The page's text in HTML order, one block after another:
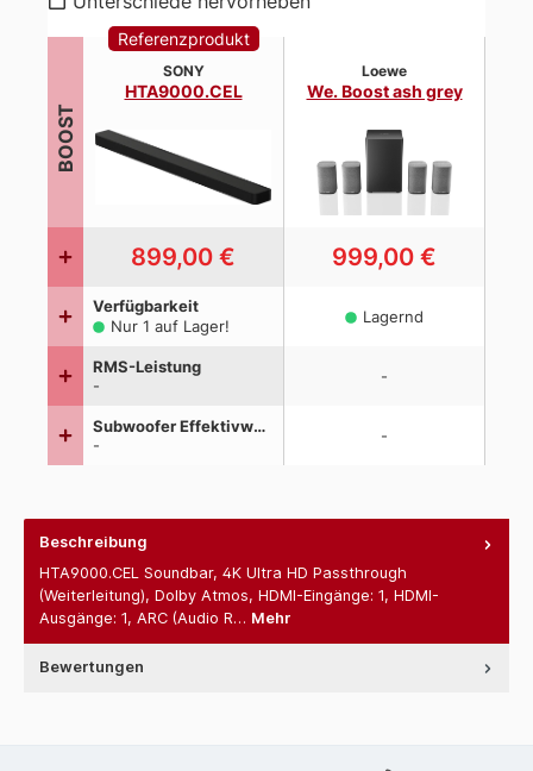
Beschreibung
HTA9000.CEL Soundbar, 4K Ultra HD Passthrough
(Weiterleitung), Dolby Atmos, HDMI-Eingänge: 1, HDMI-
Ausgänge: 1, ARC (Audio R… Mehr
Bewertungen